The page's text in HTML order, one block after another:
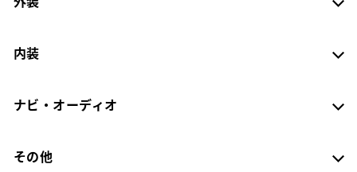
内装
ナビ・オーディオ
その他